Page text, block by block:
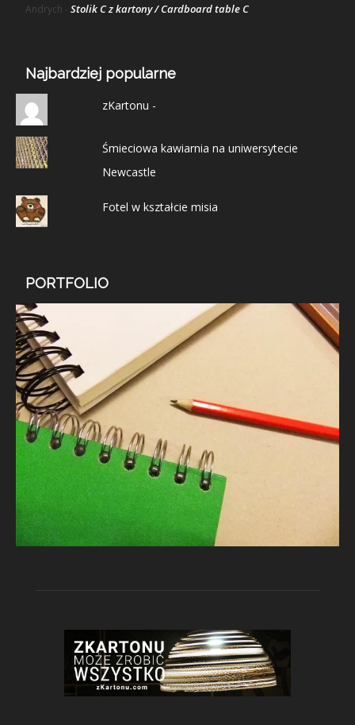
Andrych - Stolik C z kartony / Cardboard table C
Najbardziej popularne
zKartonu -
Śmieciowa kawiarnia na uniwersytecie
Newcastle
Fotel w kształcie misia
PORTFOLIO